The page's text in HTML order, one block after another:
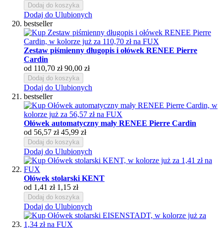
Dodaj do koszyka
Dodaj do Ulubionych
bestseller
Zestaw piśmienny długopis i ołówek RENEE Pierre
Cardin
od 110,70 zł 90,00 zł
Dodaj do koszyka
Dodaj do Ulubionych
bestseller
Ołówek automatyczny mały RENEE Pierre Cardin
od 56,57 zł 45,99 zł
Dodaj do koszyka
Dodaj do Ulubionych
Ołówek stolarski KENT
od 1,41 zł 1,15 zł
Dodaj do koszyka
Dodaj do Ulubionych